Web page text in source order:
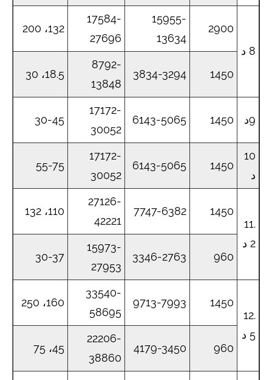
8 د
2900
15955-
13634
17584-
27696
132، 200
1450
3834-3294
8792-
13848
18.5، 30
9د 1450
6143-5065
17172-
30052
30-45
10
د
1450
6143-5065
17172-
30052
55-75
11.
2 د
1450
7747-6382
27126-
42221
110، 132
960
3346-2763
15973-
27953
30-37
12.
5 د
1450
9713-7993
33540-
58695
160، 250
960
4179-3450
22206-
38860
45، 75